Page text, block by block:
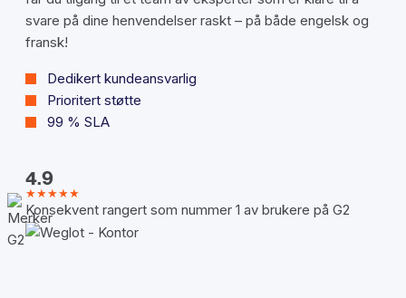
svare på dine henvendelser raskt – på både engelsk og
fransk!
Dedikert kundeansvarlig
Prioritert støtte
99 % SLA
4.9
★★★★★
Konsekvent rangert som nummer 1 av brukere på G2